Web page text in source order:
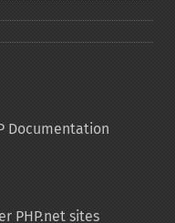
Documentation
PHP.net sites